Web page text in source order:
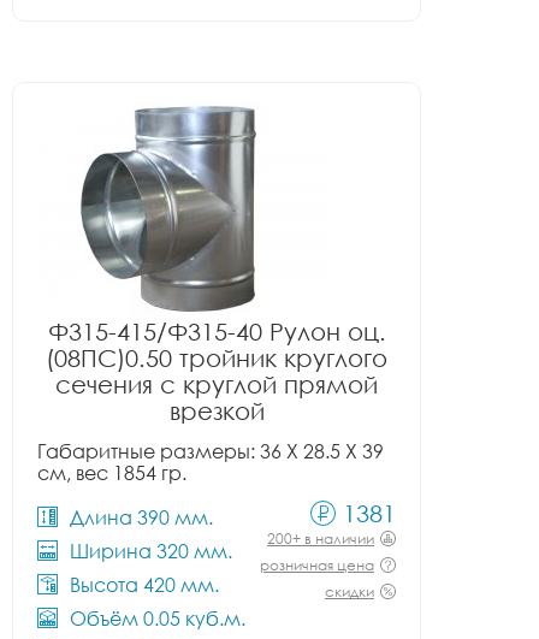
Ф315-415/Ф315-40 Рулон оц.
(08ПС)0.50 тройник круглого
сечения с круглой прямой
врезкой
Габаритные размеры: 36 X 28.5 X 39
см, вес 1854 гр.
Длина 390 мм.
Ширина 320 мм.
Высота 420 мм.
Объём 0.05 куб.м.
1381
200+ в наличии
розничная цена
скидки